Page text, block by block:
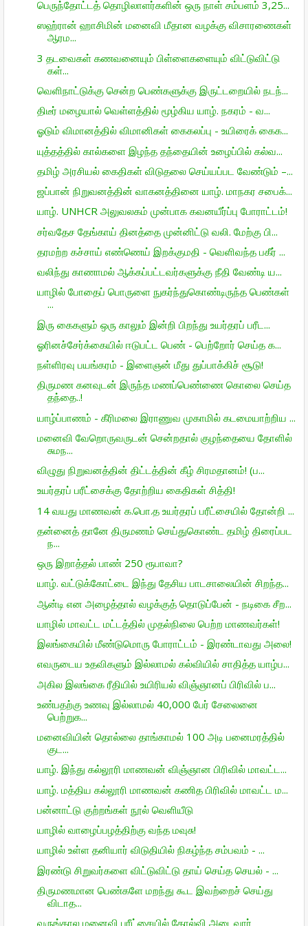
பெருந்தோட்டத் தொழிலாளர்களின் ஒரு நாள் சம்பளம் 3,25...
ஸஹ்ரான் ஹாசிமின் மனைவி மீதான வழக்கு விசாரணைகள்
ஆரம...
3 தடவைகள் கணவனையும் பிள்ளைகளையும் விட்டுவிட்டு
கள்...
வெளிநாட்டுக்கு சென்ற பெண்களுக்கு இருட்டறையில் நடந்...
திடீர் மழையால் வெள்ளத்தில் மூழ்கிய யாழ். நகரம் - வ...
ஓடும் விமானத்தில் விமானிகள் கைகலப்பு - உயிரைக் கைக...
யுத்தத்தில் கால்களை இழந்த தந்தையின் உழைப்பில் கல்வ...
தமிழ் அரசியல் கைதிகள் விடுதலை செய்யப்பட வேண்டும் –...
ஜப்பான் நிறுவனத்தின் வாகனத்தினை யாழ். மாநகர சபைக்...
யாழ். UNHCR அலுவலகம் முன்பாக கவனயீர்ப்பு போராட்டம்!
சர்வதேச தேங்காய் தினத்தை முன்னிட்டு வலி. மேற்கு பி...
தரமற்ற கச்சாய் எண்ணெய் இறக்குமதி - வெளிவந்த பகீர் ...
வலிந்து காணாமல் ஆக்கப்பட்டவர்களுக்கு நீதி வேண்டி ய...
யாழில் போதைப் பொருளை நுகர்ந்துகொண்டிருந்த பெண்கள்
...
இரு கைகளும் ஒரு காலும் இன்றி பிறந்து உயர்தரப் பரீட...
ஓரினச்சேர்க்கையில் ஈடுபட்ட பெண் - பெற்றோர் செய்த க...
நள்ளிரவு பயங்கரம் - இளைஞன் மீது துப்பாக்கிச் சூடு!
திருமண கனவுடன் இருந்த மணப்பெண்ணை கொலை செய்த
தந்தை..!
யாழ்ப்பாணம் - கீரிமலை இராணுவ முகாமில் கடமையாற்றிய ...
மனைவி வேறொருவருடன் சென்றதால் குழந்தையை தோளில்
சுமந...
விழுது நிறுவனத்தின் திட்டத்தின் கீழ் சிரமதானம்! (ப...
உயர்தரப் பரீட்சைக்கு தோற்றிய கைதிகள் சித்தி!
14 வயது மாணவன் க.பொ.த உயர்தரப் பரீட்சையில் தோன்றி ...
தன்னைத் தானே திருமணம் செய்துகொண்ட தமிழ் திரைப்பட
ந...
ஒரு இறாத்தல் பாண் 250 ரூபாவா?
யாழ். வட்டுக்கோட்டை இந்து தேசிய பாடசாலையின் சிறந்த...
ஆன்டி என அழைத்தால் வழக்குத் தொடுப்பேன் - நடிகை சீற...
யாழில் மாவட்ட மட்டத்தில் முதல்நிலை பெற்ற மாணவர்கள்!
இலங்கையில் மீண்டுமொரு போராட்டம் - இரண்டாவது அலை!
எவருடைய உதவிகளும் இல்லாமல் கல்வியில் சாதித்த யாழ்ப...
அகில இலங்கை ரீதியில் உயிரியல் விஞ்ஞானப் பிரிவில் ப...
உண்பதற்கு உணவு இல்லாமல் 40,000 பேர் சேலைனை
பெற்றுக...
மனைவியின் தொல்லை தாங்காமல் 100 அடி பனைமரத்தில்
குட...
யாழ். இந்து கல்லூரி மாணவன் விஞ்ஞான பிரிவில் மாவட்ட...
யாழ். மத்திய கல்லூரி மாணவன் கணித பிரிவில் மாவட்ட ம...
பன்னாட்டு குற்றங்கள் நூல் வெளியீடு
யாழில் வாழைப்பழத்திற்கு வந்த மவுசு!
யாழில் உள்ள தனியார் விடுதியில் நிகழ்ந்த சம்பவம் - ...
இரண்டு சிறுவர்களை விட்டுவிட்டு தாய் செய்த செயல் - ...
திருமணமான பெண்களே மறந்து கூட இவற்றைச் செய்து
விடாத...
வருங்கால மனைவி பரீட்சையில் தோல்வி அடைவார்